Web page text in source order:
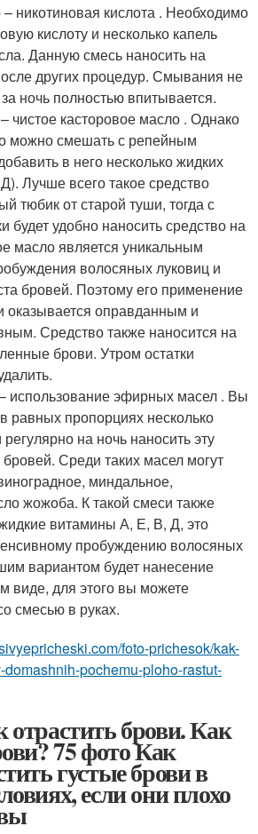
никотиновая кислота . Необходимо
кислоту и несколько капель
Данную смесь наносить на
других процедур. Смывания не
ночь полностью впитывается.
чистое касторовое масло . Однако
можно смешать с репейным
в него несколько жидких
Лучше всего такое средство
тюбик от старой туши, тогда с
будет удобно наносить средство на
масло является уникальным
волосяных луковиц и
бровей. Поэтому его применение
оказывается оправданным и
Средство также наносится на
брови. Утром остатки
использование эфирных масел . Вы
равных пропорциях несколько
на ночь наносить эту
Среди таких масел могут
миндальное,
жожоба. К такой смеси также
витамины А, Е, В, Д, это
пробуждению волосяных
вариантом будет нанесение
виде, для этого вы можете
смесью в руках.
foto-prichesok/kak-
pochemu-ploho-rastut-
брови. Как
75 фото Как
густые брови в
если они плохо